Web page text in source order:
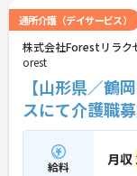
通所介護（デイサービス）
株式会社Forestリラク
orest
【山形県／鶴
スにて介護職
給料 月収